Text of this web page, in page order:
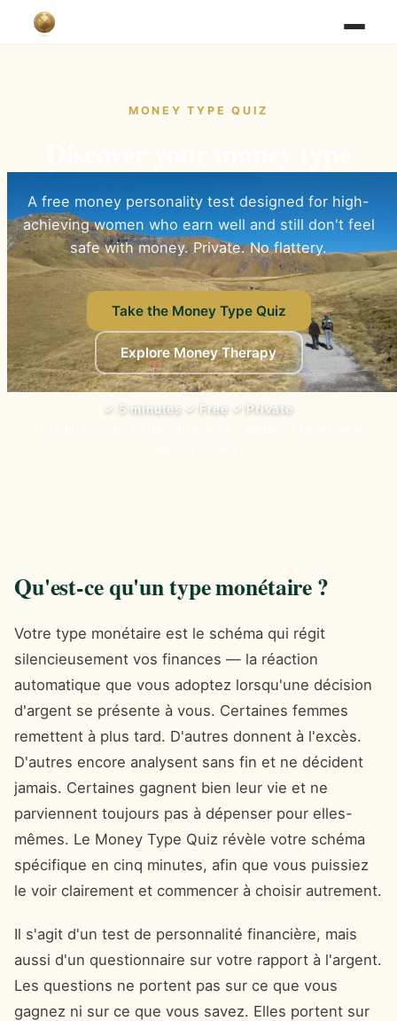
MONEY TYPE QUIZ
A free money personality test designed for high-
achieving women who earn well and still don't feel
safe with money. Private. No flattery.
Take the Money Type Quiz
Explore Money Therapy
✓ 5 minutes ✓ Free ✓ Private
Qu'est-ce qu'un type monétaire ?
Votre type monétaire est le schéma qui régit
silencieusement vos finances — la réaction
automatique que vous adoptez lorsqu'une décision
d'argent se présente à vous. Certaines femmes
remettent à plus tard. D'autres donnent à l'excès.
D'autres encore analysent sans fin et ne décident
jamais. Certaines gagnent bien leur vie et ne
parviennent toujours pas à dépenser pour elles-
mêmes. Le Money Type Quiz révèle votre schéma
spécifique en cinq minutes, afin que vous puissiez
le voir clairement et commencer à choisir autrement.
Il s'agit d'un test de personnalité financière, mais
aussi d'un questionnaire sur votre rapport à l'argent.
Les questions ne portent pas sur ce que vous
gagnez ni sur ce que vous savez. Elles portent sur